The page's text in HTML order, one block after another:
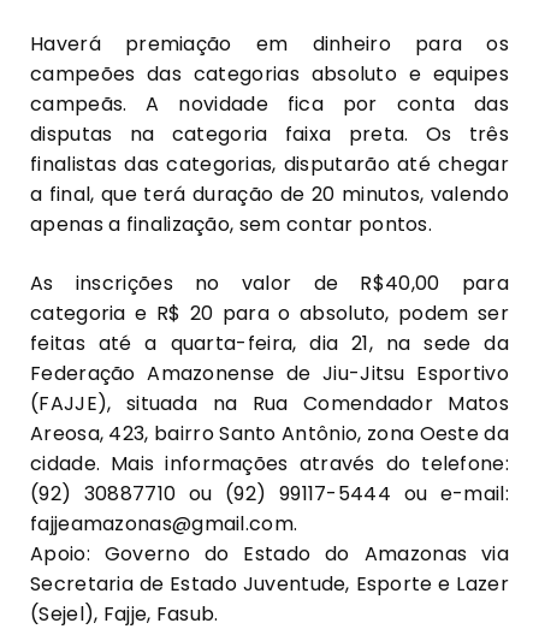
Haverá premiação em dinheiro para os
campeões das categorias absoluto e equipes
campeãs. A novidade fica por conta das
disputas na categoria faixa preta. Os três
finalistas das categorias, disputarão até chegar
a final, que terá duração de 20 minutos, valendo
apenas a finalização, sem contar pontos.
As inscrições no valor de R$40,00 para
categoria e R$ 20 para o absoluto, podem ser
feitas até a quarta-feira, dia 21, na sede da
Federação Amazonense de Jiu-Jitsu Esportivo
(FAJJE), situada na Rua Comendador Matos
Areosa, 423, bairro Santo Antônio, zona Oeste da
cidade. Mais informações através do telefone:
(92) 30887710 ou (92) 99117-5444 ou e-mail:
fajjeamazonas@gmail.com.
Apoio: Governo do Estado do Amazonas via
Secretaria de Estado Juventude, Esporte e Lazer
(Sejel), Fajje, Fasub.